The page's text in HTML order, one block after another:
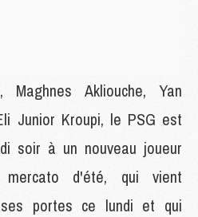
Maghnes Akliouche, Yan
Junior Kroupi, le PSG est
soir à un nouveau joueur
d'été, qui vient
ses portes ce lundi et qui